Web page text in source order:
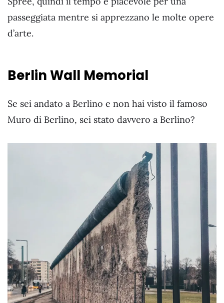
passeggiata mentre si apprezzano le molte opere
d’arte.
Berlin Wall Memorial
Se sei andato a Berlino e non hai visto il famoso
Muro di Berlino, sei stato davvero a Berlino?